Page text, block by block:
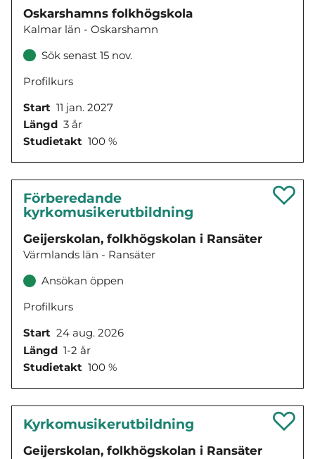
Oskarshamns folkhögskola
Kalmar län - Oskarshamn
Sök senast 15 nov.
Profilkurs
Start 11 jan. 2027
Längd 3 år
Studietakt 100 %
Förberedande
kyrkomusikerutbildning
Geijerskolan, folkhögskolan i Ransäter
Värmlands län - Ransäter
Ansökan öppen
Profilkurs
Start 24 aug. 2026
Längd 1-2 år
Studietakt 100 %
Kyrkomusikerutbildning
Geijerskolan, folkhögskolan i Ransäter